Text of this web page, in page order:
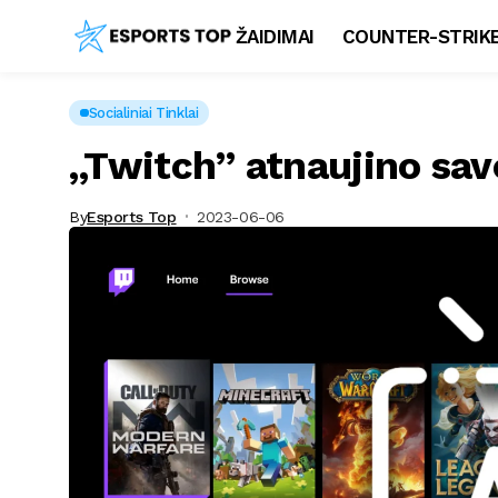
ŽAIDIMAI COUNTER-
Socialiniai Tinklai
„Twitch” atnaujino
ByEsports Top 2023-06-06